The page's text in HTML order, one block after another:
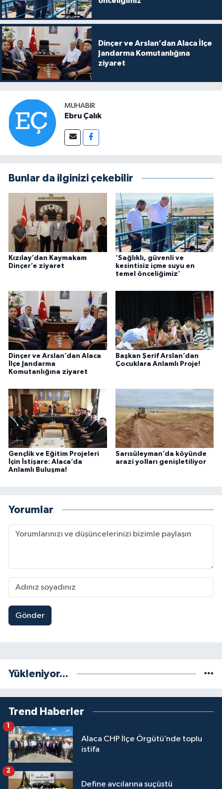
Dinçer ve Arslan’dan Alaca İlçe
Jandarma Komutanlığına
ziyaret
MUHABIR
Ebru Çalık
Bunlar da ilginizi çekebilir
Kızılay’dan Kaymakam
Dinçer’e ziyaret
‘Sağlıklı, güvenli ve
kesintisiz içme suyu en
temel önceliğimiz’
Dinçer ve Arslan’dan Alaca
İlçe Jandarma
Komutanlığına ziyaret
Başkan Şerif Arslan’dan
Çocuklara Anlamlı Proje!
Gençlik ve Eğitim Projeleri
İçin İstişare: Alaca’da
Anlamlı Buluşma!
Sarısüleyman’da köyünde
arazi yolları genişletiliyor
Yorumlar
Gönder
Yükleniyor...
Trend Haberler
Alaca CHP İlçe Örgütü’nde toplu
istifa
1
Define avcılarına suçüstü
2